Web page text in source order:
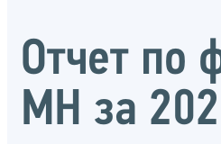
Отчет по
МН за